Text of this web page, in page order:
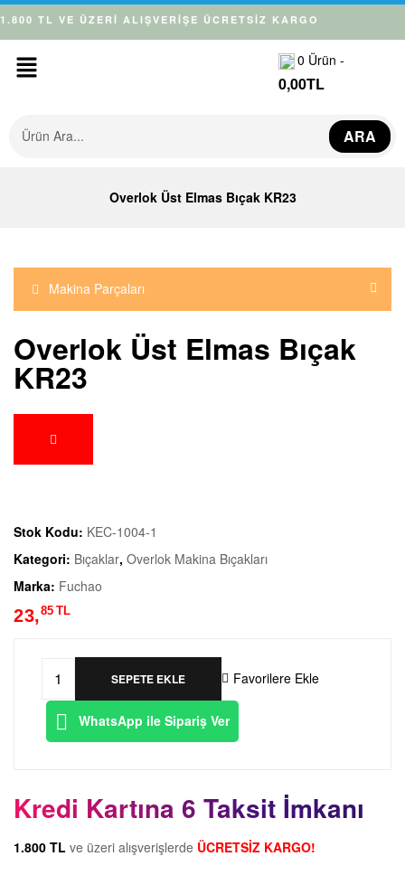
1.800 TL VE ÜZERİ ALIŞVERİŞE ÜCRETSİZ KARGO
0 Ürün -
0,00TL
ARA
Overlok Üst Elmas Bıçak KR23
Makina Parçaları
Overlok Üst Elmas Bıçak
KR23
Stok Kodu: KEC-1004-1
Kategori: Bıçaklar, Overlok Makina Bıçakları
Marka: Fuchao
23,85 TL
SEPETE EKLE Favorilere Ekle
WhatsApp ile Sipariş Ver
Kredi Kartına 6 Taksit İmkanı
1.800 TL ve üzeri alışverişlerde ÜCRETSİZ KARGO!